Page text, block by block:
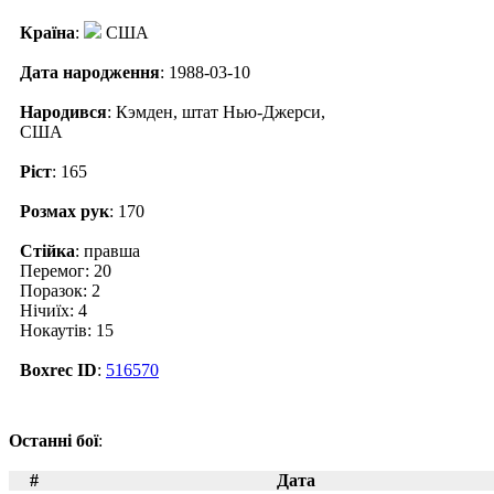
Країна: США
Дата народження: 1988-03-10
Народився: Кэмден, штат Нью-Джерси,
США
Ріст: 165
Розмах рук: 170
Стійка: правша
Перемог: 20
Поразок: 2
Нічиїх: 4
Нокаутів: 15
Boxrec ID: 516570
Останні бої:
#
Дата